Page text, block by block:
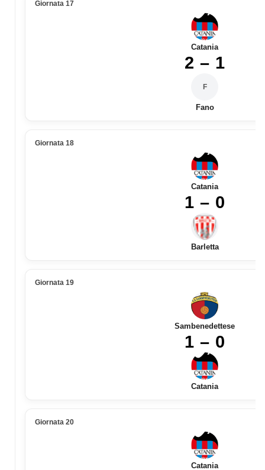
Giornata 17
Catania
2 – 1
F
Fano
Giornata 18
Catania
1 – 0
Barletta
Giornata 19
Sambenedettese
1 – 0
Catania
Giornata 20
Catania